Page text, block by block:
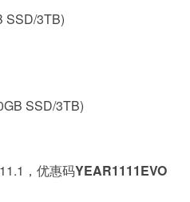
SSD/3TB)
SSD/3TB)
，优惠码YEAR1111EVO